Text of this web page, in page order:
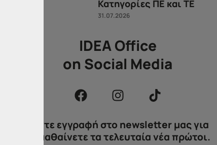
Κατηγορίες ΠΕ και ΤΕ
31.07.2026
IDEA Office
on Social Media
Κάντε εγγραφή στο newsletter μας για
να μαθαίνετε τα τελευταία νέα πρώτοι.